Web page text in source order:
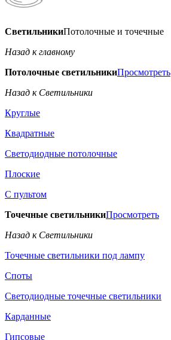
СветильникиПотолочные и точечные
Назад к главному
Потолочные светильникиПросмотреть
Назад к Светильники
Круглые
Квадратные
Светодиодные потолочные
Плоские
С пультом
Точечные светильникиПросмотреть
Назад к Светильники
Точечные светильники под лампу
Споты
Светодиодные точечные светильники
Карданные
Гипсовые